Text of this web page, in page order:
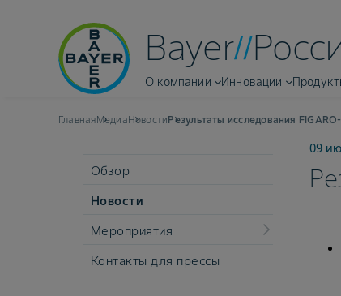
Bayer
О компании Инновации
ГлавнаяМедиаНовостиРезультаты исследования
Обзор
Новости
Мероприятия
Контакты для прессы
09